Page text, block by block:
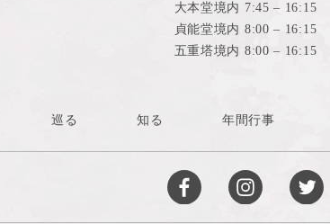
大本堂境内 7:45 – 16:15
貞能堂境内 8:00 – 16:15
五重塔境内 8:00 – 16:15
巡る 知る 年間行事